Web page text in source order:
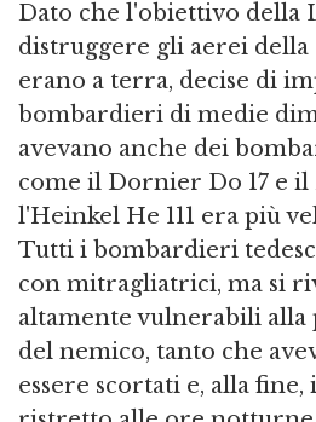
Dato che l'obiettivo della
distruggere gli aerei della
erano a terra, decise di
bombardieri di medie
avevano anche dei
come il Dornier Do 17 e il
l'Heinkel He 111 era più
Tutti i bombardieri
con mitragliatrici, ma si
altamente vulnerabili alla
del nemico, tanto che
essere scortati e, alla